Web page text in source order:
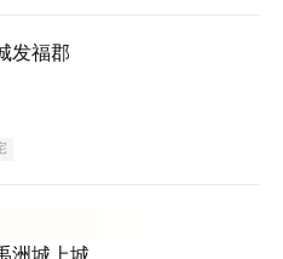
发福郡